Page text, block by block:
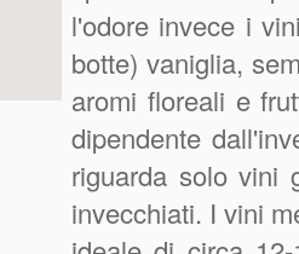
l'odore invece i
botte) vaniglia,
aromi floreali e
dipendente
riguarda solo vini
invecchiati. I vini